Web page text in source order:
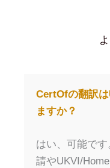
CertOfの翻訳
ますか？
はい、可能で
請やUKVI/